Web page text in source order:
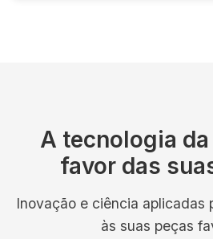
A tecnologia da
favor das
Inovação e ciência aplicadas
às suas peças